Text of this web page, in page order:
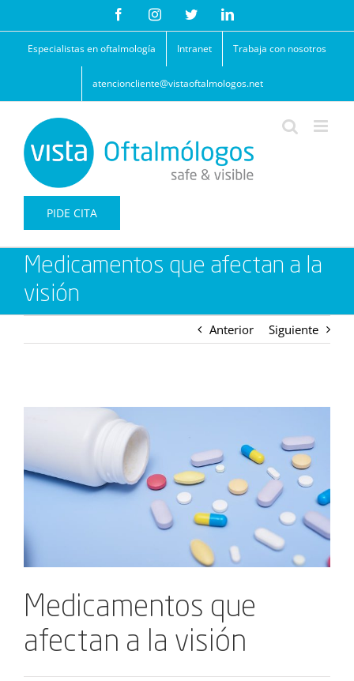
contenido
FacebookInstagramTwitterLinkedIn
Especialistas en oftalmología Intranet Trabaja con nosotros
atencioncliente@vistaoftalmologos.net
PIDE CITA
Medicamentos que afectan a la
visión
Anterior Siguiente
grande
Medicamentos que
afectan a la visión